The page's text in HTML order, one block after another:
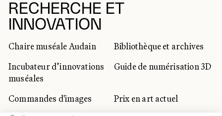
RECHERCHE ET
INNOVATION
Chaire muséale Audain
Bibliothèque et archives
Incubateur d’innovations
muséales
Guide de numérisation 3D
Commandes d'images
Prix en art actuel